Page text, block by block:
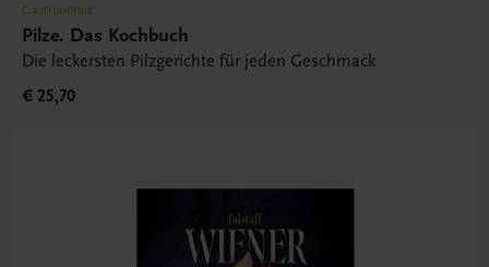
Gastronomie
Pilze. Das Kochbuch
Die leckersten Pilzgerichte für jeden Geschmack
€ 25,70